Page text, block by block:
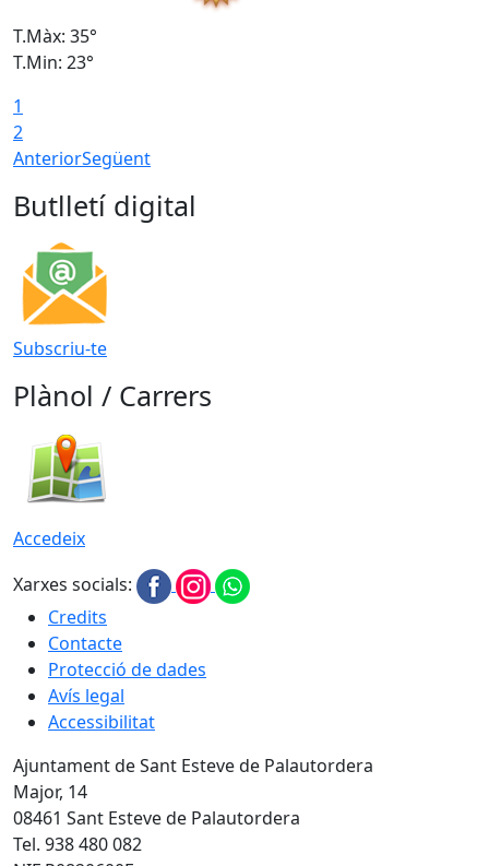
T.Màx: 35°
T.Min: 23°
1
2
AnteriorSegüent
Butlletí digital
Subscriu-te
Plànol / Carrers
Accedeix
Xarxes socials:
Credits
Contacte
Protecció de dades
Avís legal
Accessibilitat
Ajuntament de Sant Esteve de Palautordera
Major, 14
08461 Sant Esteve de Palautordera
Tel. 938 480 082